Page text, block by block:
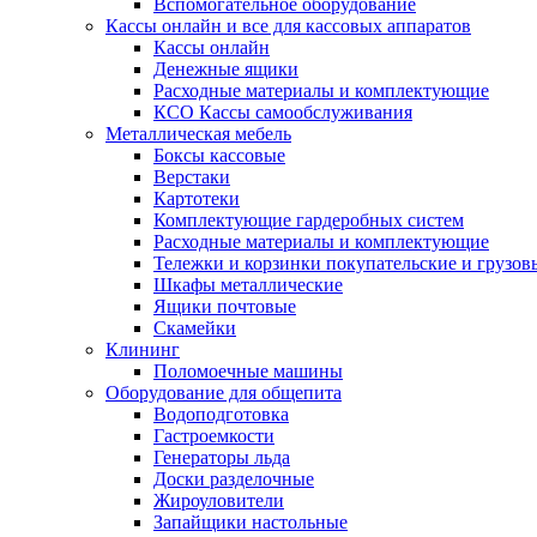
Вспомогательное оборудование
Кассы онлайн и все для кассовых аппаратов
Кассы онлайн
Денежные ящики
Расходные материалы и комплектующие
КСО Кассы самообслуживания
Металлическая мебель
Боксы кассовые
Верстаки
Картотеки
Комплектующие гардеробных систем
Расходные материалы и комплектующие
Тележки и корзинки покупательские и
Шкафы металлические
Ящики почтовые
Скамейки
Клининг
Поломоечные машины
Оборудование для общепита
Водоподготовка
Гастроемкости
Генераторы льда
Доски разделочные
Жироуловители
Запайщики настольные